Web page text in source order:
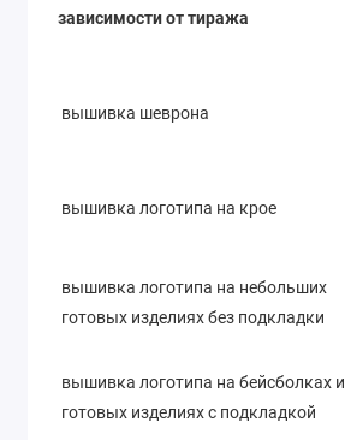
зависимости от тиража
вышивка шеврона
вышивка логотипа на крое
вышивка логотипа на небольших
готовых изделиях без подкладки
вышивка логотипа на бейсболках и
готовых изделиях с подкладкой